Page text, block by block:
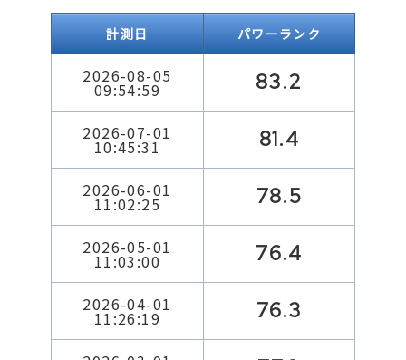
計測日 パワーランク
2026-08-05
09:54:59 83.2
2026-07-01
10:45:31 81.4
2026-06-01
11:02:25 78.5
2026-05-01
11:03:00 76.4
2026-04-01
11:26:19 76.3